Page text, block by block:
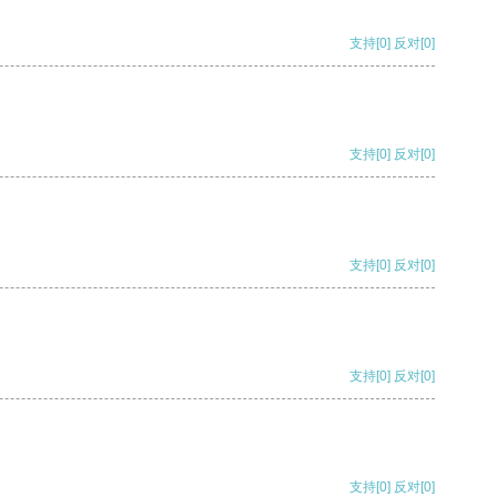
支持[0] 反对[0]
支持[0] 反对[0]
支持[0] 反对[0]
支持[0] 反对[0]
支持[0] 反对[0]